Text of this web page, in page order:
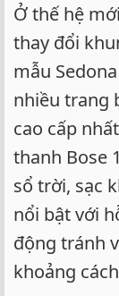
Ở thế hệ
thay đổi
mẫu
nhiều trang
cao cấp
thanh Bose
sổ trời, sạc
nổi bật với
động tránh
khoảng